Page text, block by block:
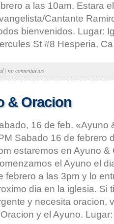
a las 10am. Estara el
Cantante
bienvenidos. Lugar:
St #8 Hesperia,
| no comentarios
& Oracion
16 de feb. «Ayuno
Sabado 16 de febrero
estaremos en Ayuno &
el Ayuno el
febrero a las 3pm y lo
dia en la iglesia. Si
y necesita oracion,
y el Ayuno. Lugar: